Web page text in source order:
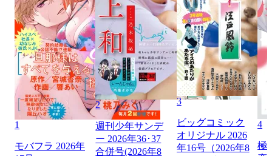
1
モバフラ 2026年
2
週刊少年サンデ
ー 2026年36･37
合併号(2026年8
3
ビッグコミック
オリジナル 2026
年16号（2026年8
4
極